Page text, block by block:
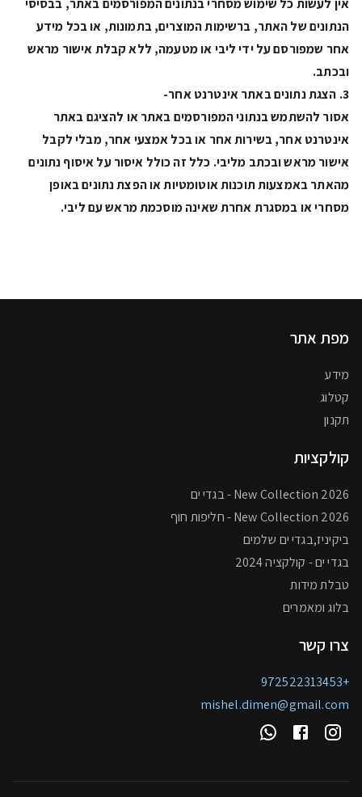
אין לעשות כל שימוש מסחרי בנתונים המפורסמים באתר, בבסיסי
הנתונים של האתר, ברשימות המוצרים, בתמונות, או בכל מידע
אחר שמפורסם על ידי ליבי או מטעמה, ללא קבלת אישור מראש
ובכתב.
3. הצגת נתונים באתר אינטרנט אחר-
אסור להשתמש בנתוני המפורסמים באתר או להציגם באתר
אינטרנט אחר, בשירות אחר או בכל אמצעי אחר, מבלי לקבל
אישור מראש ובכתב מליבי. כלל זה כולל איסור על איסוף נתונים
מהאתר באמצעות תוכנות אוטומטיות או הפצת נתונים באופן
מסחרי או במסגרת אחרת שאינה מוסכמת מראש עם ליבי.
מפת אתר
מידע
קטלוג
תקנון
קולקציות
New Collection 2026 - בגדי ים
2026 New Collection - חליפות חוף
ביקיניז,בגדי ים שלמים
בגדי ים - קולקציה 2024
טבלת מידות
בלוג ומאמרים
צרו קשר
+972522313453
mishel.dimen@gmail.com